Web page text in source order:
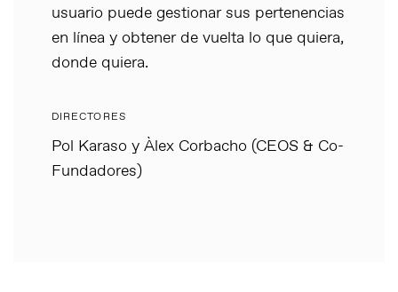
usuario puede gestionar sus pertenencias
en línea y obtener de vuelta lo que quiera,
donde quiera.
DIRECTORES
Pol Karaso y Àlex Corbacho (CEOS & Co-
Fundadores)